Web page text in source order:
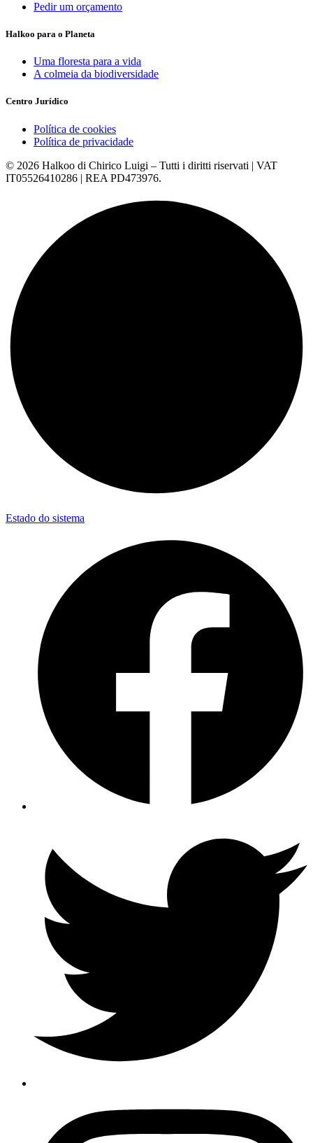
Pedir um orçamento
Halkoo para o Planeta
Uma floresta para a vida
A colmeia da biodiversidade
Centro Jurídico
Política de cookies
Política de privacidade
© 2026 Halkoo di Chirico Luigi – Tutti i diritti riservati | VAT
IT05526410286 | REA PD473976.
Estado do sistema